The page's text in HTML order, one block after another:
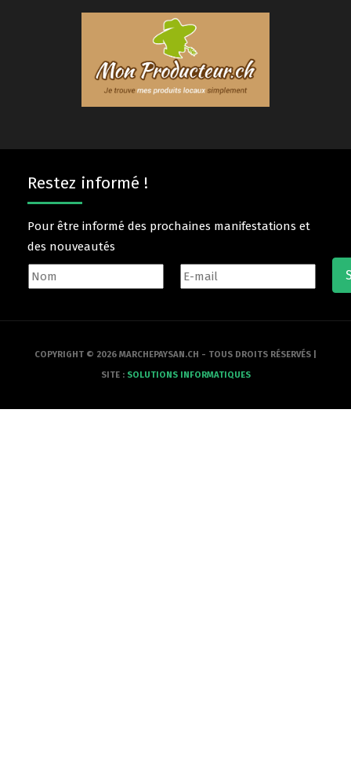
Restez informé !
Pour être informé des prochaines manifestations et
des nouveautés
COPYRIGHT © 2026 MARCHEPAYSAN.CH - TOUS DROITS RÉSERVÉS |
SITE : SOLUTIONS INFORMATIQUES